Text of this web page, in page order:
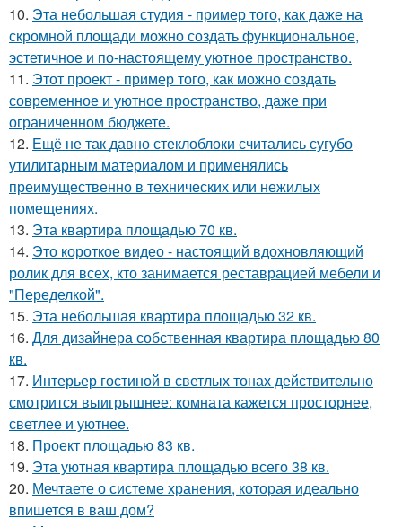
10. Эта небольшая студия - пример того, как даже на
скромной площади можно создать функциональное,
эстетичное и по-настоящему уютное пространство.
11. Этот проект - пример того, как можно создать
современное и уютное пространство, даже при
ограниченном бюджете.
12. Ещё не так давно стеклоблоки считались сугубо
утилитарным материалом и применялись
преимущественно в технических или нежилых
помещениях.
13. Эта квартира площадью 70 кв.
14. Это короткое видео - настоящий вдохновляющий
ролик для всех, кто занимается реставрацией мебели и
"Переделкой".
15. Эта небольшая квартира площадью 32 кв.
16. Для дизайнера собственная квартира площадью 80
кв.
17. Интерьер гостиной в светлых тонах действительно
смотрится выигрышнее: комната кажется просторнее,
светлее и уютнее.
18. Проект площадью 83 кв.
19. Эта уютная квартира площадью всего 38 кв.
20. Мечтаете о системе хранения, которая идеально
впишется в ваш дом?